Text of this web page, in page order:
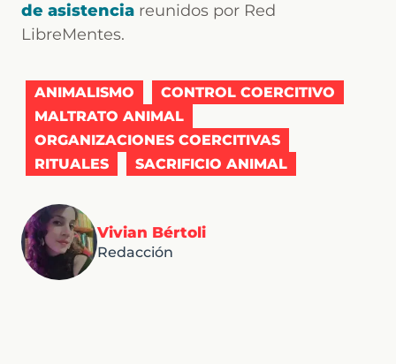
de asistencia reunidos por Red
LibreMentes.
ANIMALISMO
CONTROL COERCITIVO
MALTRATO ANIMAL
ORGANIZACIONES COERCITIVAS
RITUALES
SACRIFICIO ANIMAL
Vivian Bértoli
Redacción